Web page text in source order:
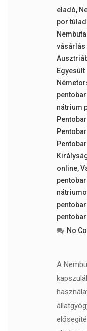
eladó,
por
vásárlás
nátrium
online,
No
A